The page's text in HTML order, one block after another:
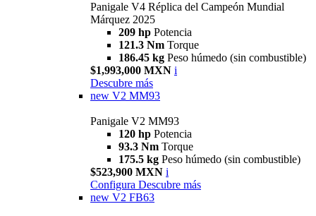
Panigale V4 Réplica del Campeón Mundial
Márquez 2025
209 hp Potencia
121.3 Nm Torque
186.45 kg Peso húmedo (sin combustible)
$1,993,000 MXN i
Descubre más
new V2 MM93
Panigale V2 MM93
120 hp Potencia
93.3 Nm Torque
175.5 kg Peso húmedo (sin combustible)
$523,900 MXN i
Configura Descubre más
new V2 FB63